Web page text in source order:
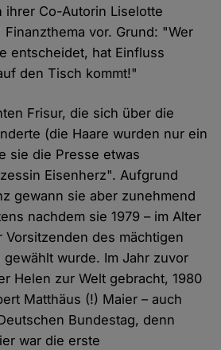
ihrer Co-Autorin Liselotte
vor. Grund: "Wer
entscheidet, hat Einfluss
den Tisch kommt!"
Frisur, die sich über die
(die Haare wurden nur ein
sie die Presse etwas
Eisenherz". Aufgrund
gewann sie aber zunehmend
nachdem sie 1979 – im Alter
Vorsitzenden des mächtigen
wurde. Im Jahr zuvor
Helen zur Welt gebracht, 1980
Matthäus (!) Maier – auch
Bundestag, denn
war die erste